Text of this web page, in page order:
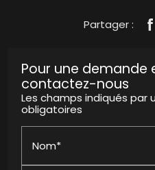
Partager :
Pour une demande
contactez-nous
Les champs indiqués par
obligatoires
Nom*